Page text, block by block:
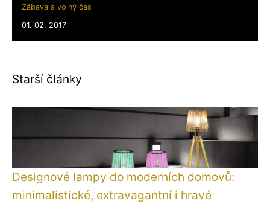
Zábava a volný čas
01. 02. 2017
Starší články
Designové lampy do moderních domovů:
minimalistické, extravagantní i hravé